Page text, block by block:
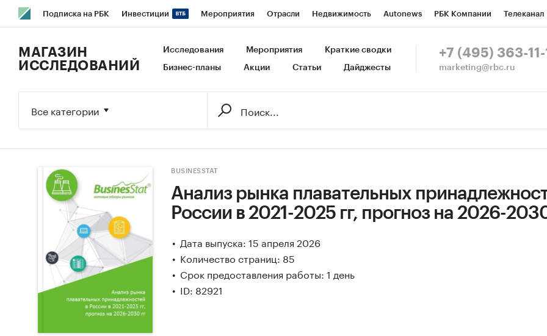
Подписка на РБК Инвестиции Мероприятия Отрасли Недвижимость Autonews РБК Компании Телеканал
Исследования Кредитные рейтинги Франшизы Газета Спецпроекты СПб Конференции СПб Спецпроекты
МАГАЗИН
ИССЛЕДОВАНИЙ
Исследования Мероприятия Краткие сводки
Бизнес-планы Акции Статьи Дайджесты
+7 (495) 363-11-
marketing@rbc.ru
Все категории
BUSINESSTAT
Анализ рынка плавательных
России в 2021-2025 гг, прогноз на 2026-
Дата выпуска: 15 апреля 2026
Количество страниц: 85
Срок предоставления работы: 1 день
ID: 82921